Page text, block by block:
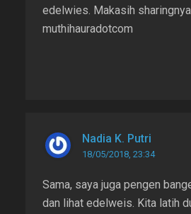
edelwies. Makasih
muthihauradotcom
Nadia K. Putri
18/05/2018, 23:34
Sama, saya juga pengen
dan lihat edelweis. Kita latih